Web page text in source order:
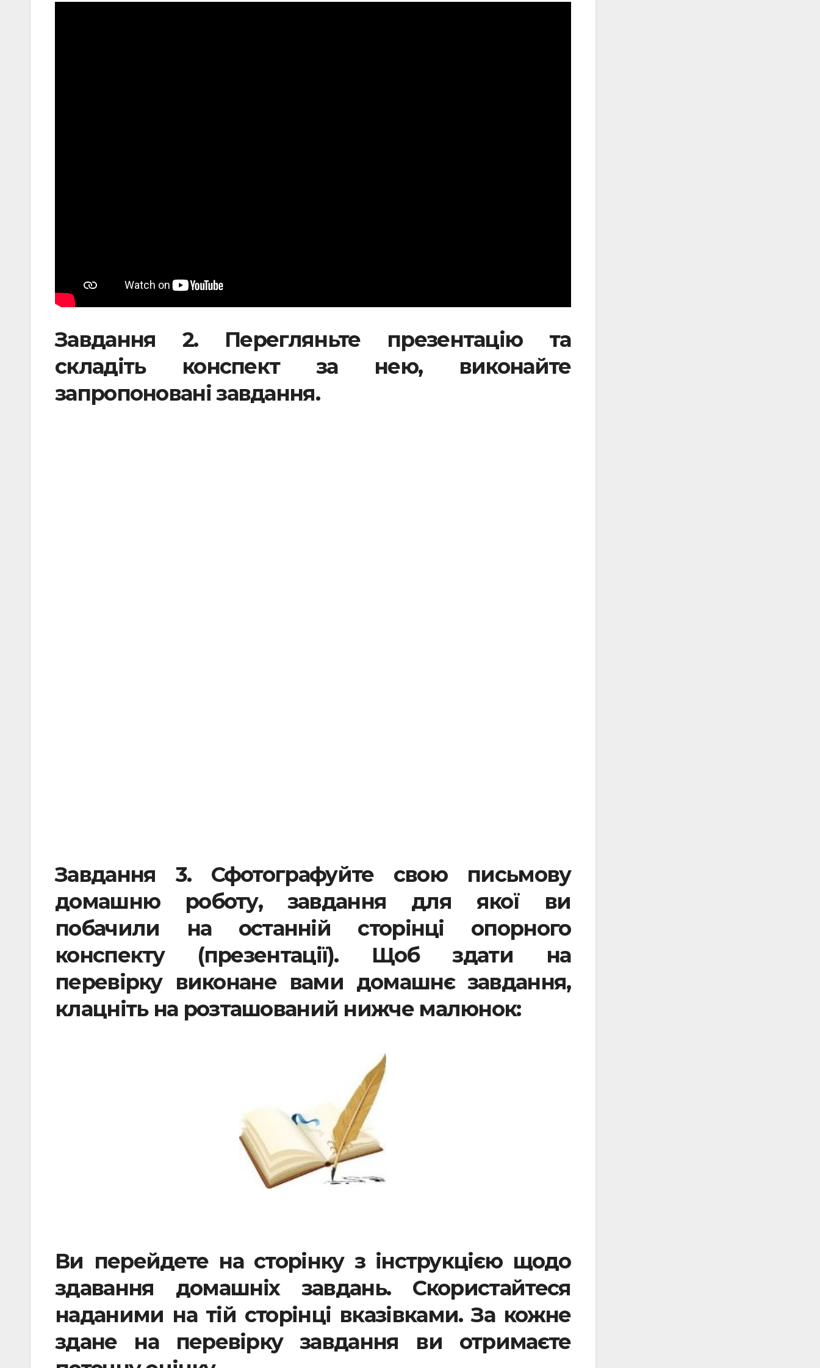
Завдання 2. Перегляньте презентацію та
складіть конспект за нею, виконайте
запропоновані завдання.
Завдання 3. Сфотографуйте свою письмову
домашню роботу, завдання для якої ви
побачили на останній сторінці опорного
конспекту (презентації). Щоб здати на
перевірку виконане вами домашнє завдання,
клацніть на розташований нижче малюнок:
Ви перейдете на сторінку з інструкцією щодо
здавання домашніх завдань. Скористайтеся
наданими на тій сторінці вказівками. За кожне
здане на перевірку завдання ви отримаєте